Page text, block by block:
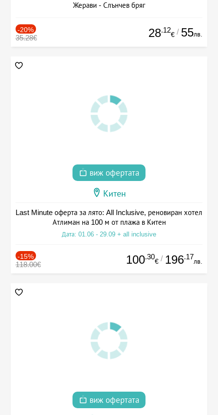
Жерави - Слънчев бряг
-20%
35.28€ 28.12
€ / 55лв.
виж офертата
Китен
Last Minute оферта за лято: All Inclusive, реновиран хотел
Атлиман на 100 м от плажа в Китен
Дата: 01.06 - 29.09 + all inclusive
-15%
118.00€ 100.30
€ / 196.17
лв.
виж офертата